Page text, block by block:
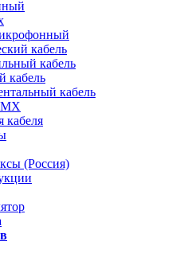
кабель
кабель
кабель
кабель
кабеля
(Россия)